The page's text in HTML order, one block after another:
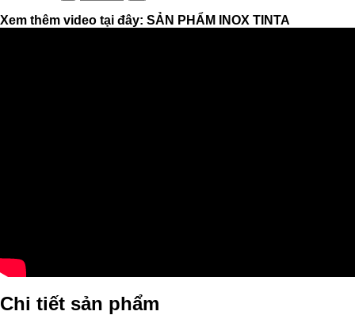
Xem thêm video tại đây: SẢN PHẨM INOX TINTA
Chi tiết sản phẩm